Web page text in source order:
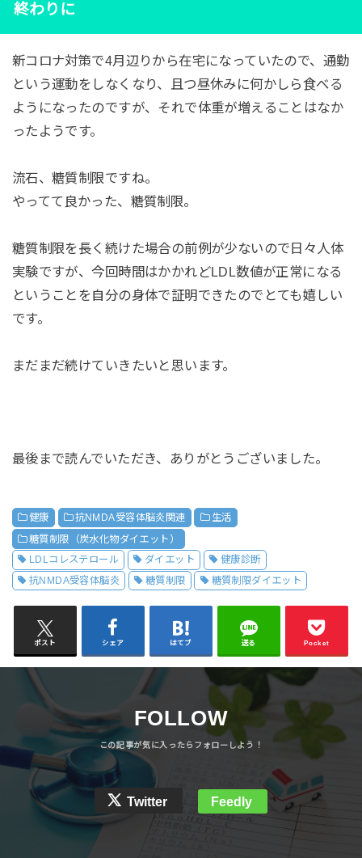
終わりに
新コロナ対策で4月辺りから在宅になっていたので、通勤
という運動をしなくなり、且つ昼休みに何かしら食べる
ようになったのですが、それで体重が増えることはなか
ったようです。
流石、糖質制限ですね。
やってて良かった、糖質制限。
糖質制限を長く続けた場合の前例が少ないので日々人体
実験ですが、今回時間はかかれどLDL数値が正常になる
ということを自分の身体で証明できたのでとても嬉しい
です。
まだまだ続けていきたいと思います。
最後まで読んでいただき、ありがとうございました。
健康 抗NMDA受容体脳炎関連
生活
糖質制限（炭水化物ダイエット）
LDLコレステロール
ダイエット
健康診断
抗NMDA受容体脳炎
糖質制限 糖質制限ダイエット
ポスト シェア はてブ 送る Pocket
FOLLOW
Twitter Feedly